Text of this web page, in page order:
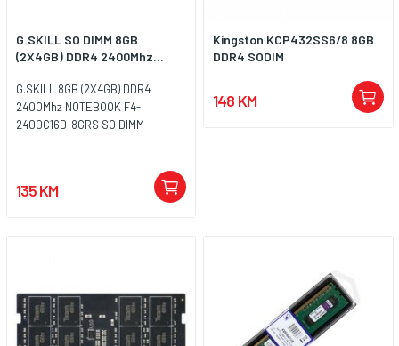
G.SKILL SO DIMM 8GB
(2X4GB) DDR4 2400Mhz...
G.SKILL 8GB (2X4GB) DDR4
2400Mhz NOTEBOOK F4-
2400C16D-8GRS SO DIMM
135 KM
Kingston KCP432SS6/8 8GB
DDR4 SODIM
148 KM